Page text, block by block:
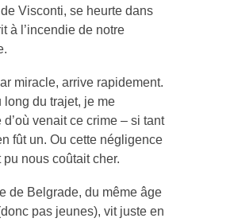
Visconti, se heurte dans
à l’incendie de notre
miracle, arrive rapidement.
long du trajet, je me
d’où venait ce crime – si tant
fût un. Ou cette négligence
nous coûtait cher.
de Belgrade, du même âge
pas jeunes), vit juste en